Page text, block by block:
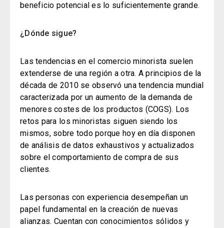
beneficio potencial es lo suficientemente grande.
¿Dónde sigue?
Las tendencias en el comercio minorista suelen
extenderse de una región a otra. A principios de la
década de 2010 se observó una tendencia mundial
caracterizada por un aumento de la demanda de
menores costes de los productos (COGS). Los
retos para los minoristas siguen siendo los
mismos, sobre todo porque hoy en día disponen
de análisis de datos exhaustivos y actualizados
sobre el comportamiento de compra de sus
clientes.
Las personas con experiencia desempeñan un
papel fundamental en la creación de nuevas
alianzas. Cuentan con conocimientos sólidos y